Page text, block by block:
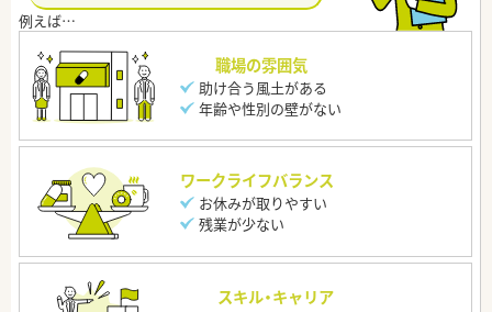
職場の雰囲気
助け合う風土がある
年齢や性別の壁がない
ワークライフバランス
お休みが取りやすい
残業が少ない
スキル・キャリア